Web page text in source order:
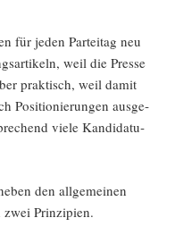
für jeden Par­tei­tag neu
weil die Pres­se
prak­tisch, weil damit
Posi­tio­nie­run­gen aus­ge­
vie­le Kan­di­da­tu­
den all­ge­mei­nen
zwei Prinzipien.